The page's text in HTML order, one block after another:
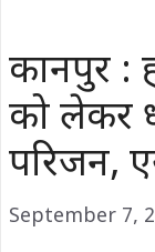
कानपुर :
को लेकर
परिजन,
September 7,